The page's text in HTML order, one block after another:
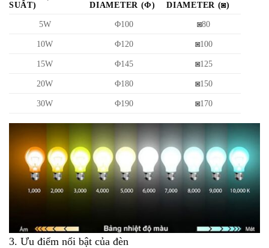
SUẤT)
DIAMETER (Φ)
DIAMETER (◙)
5W
Φ100 ◙80
10W Φ120 ◙100
15W Φ145 ◙125
20W Φ180 ◙150
30W Φ190 ◙170
3. Ưu điểm nổi bật của đèn